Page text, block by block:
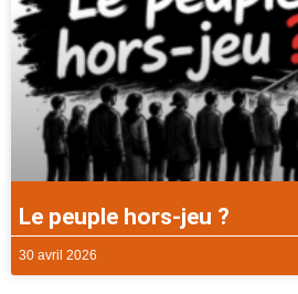
Le peuple hors-jeu ?
30 avril 2026